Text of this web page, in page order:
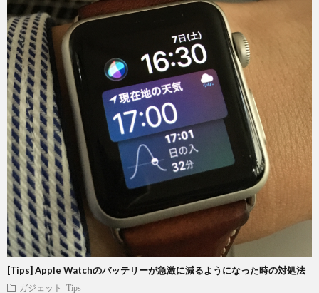
[Tips] Apple Watchのバッテリーが急激に減るようになった時の対処法
ガジェット Tips